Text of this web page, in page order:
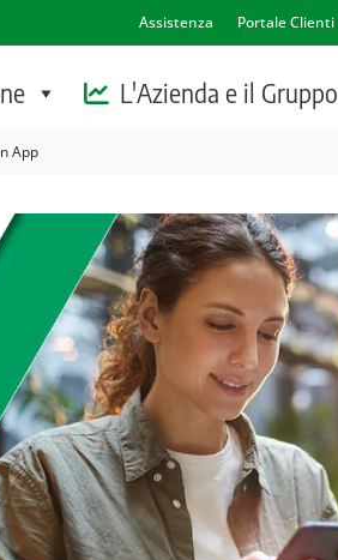
Assistenza Portale Clienti
L'Azienda e il Gruppo
App